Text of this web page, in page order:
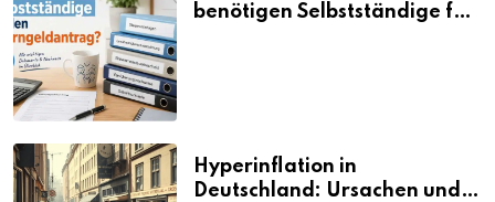
benötigen Selbstständige für
Hyperinflation in
Deutschland: Ursachen und